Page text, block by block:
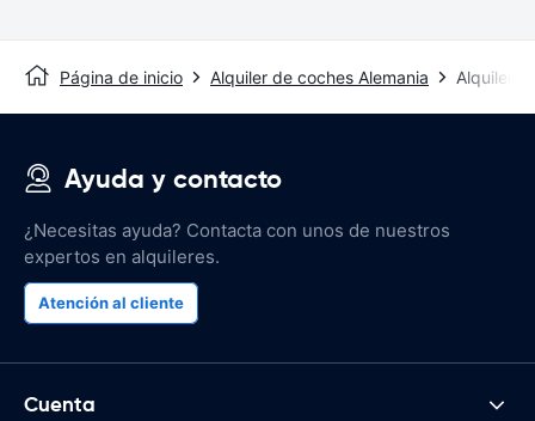
Página de inicio Alquiler de coches Alemania Alquiler
Ayuda y contacto
¿Necesitas ayuda? Contacta con unos de nuestros
expertos en alquileres.
Atención al cliente
Cuenta